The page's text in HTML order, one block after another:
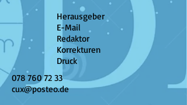
Herausgeber
E-Mail
Redaktor
Korrekturen
Druck
078 760 72 33
cux@posteo.de